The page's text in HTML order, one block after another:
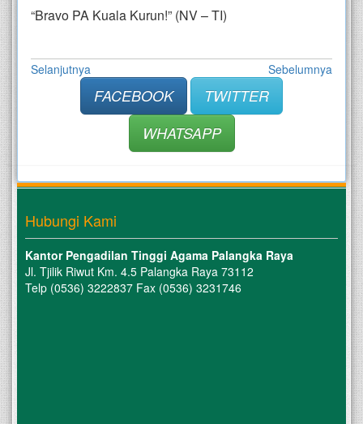
“Bravo PA Kuala Kurun!” (NV – TI)
Selanjutnya Sebelumnya
FACEBOOK
TWITTER
WHATSAPP
Hubungi Kami
Kantor Pengadilan Tinggi Agama Palangka Raya
Jl. Tjilik Riwut Km. 4.5 Palangka Raya 73112
Telp (0536) 3222837 Fax (0536) 3231746